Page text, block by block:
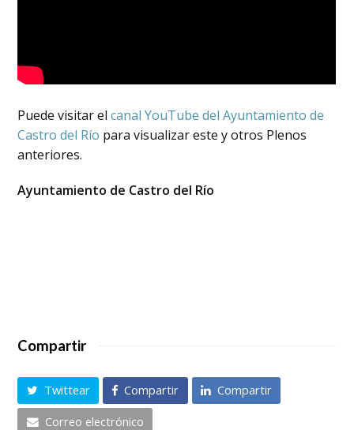
Puede visitar elcanal YouTube del Ayuntamiento de
Castro del Río para visualizar este y otros Plenos
anteriores.
Ayuntamiento de Castro del Río
Compartir
Twittear Compartir
Compartir
Correo electrónico